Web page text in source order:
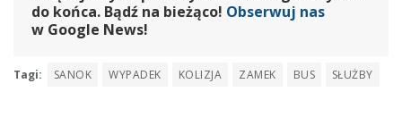
do końca. Bądź na bieżąco! Obserwuj nas
w Google News!
Tagi: SANOK WYPADEK KOLIZJA ZAMEK BUS SŁUŻBY